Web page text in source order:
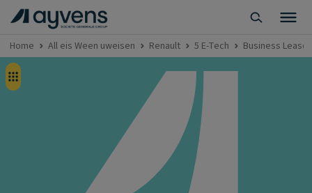
Home All eis Ween uweisen Renault 5 E-Tech Business Lease